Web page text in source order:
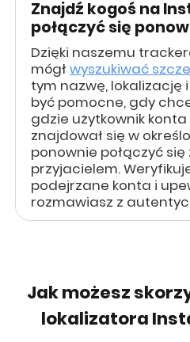
Znajdź kogoś na
połączyć się
Dzięki naszemu
mógłwyszukiwać
tym nazwę, lokalizację
być pomocne, gdy
gdzie użytkownik
znajdował się w
ponownie połączyć
przyjacielem.
podejrzane konta i
rozmawiasz z
Jak możesz
lokalizatora